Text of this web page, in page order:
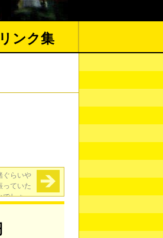
リンク集
ぐらいや
っていた
でしょ」
→